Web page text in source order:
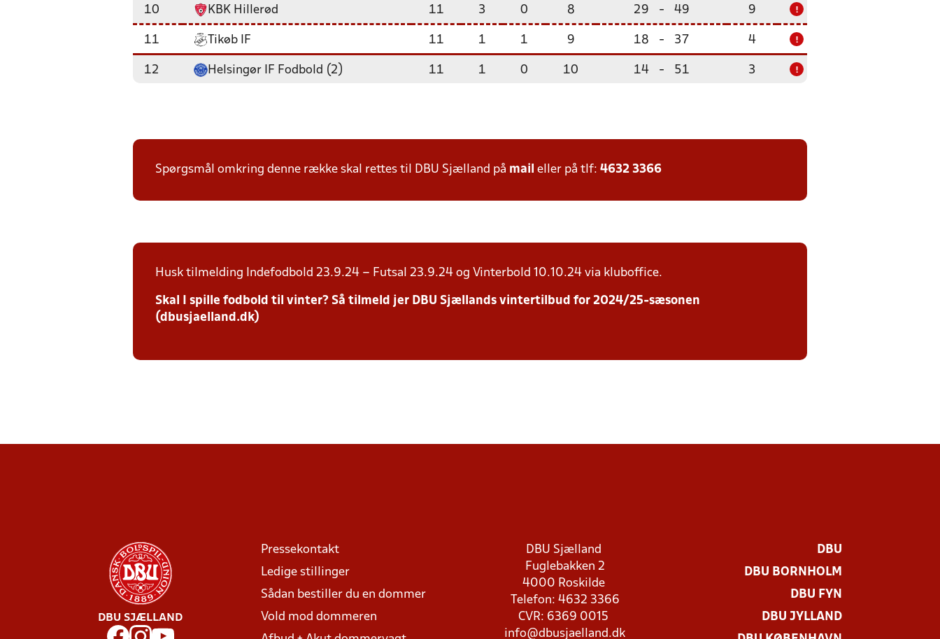
10 KBK Hillerød 11 3 0 8 29 - 49 9 !
11 Tikøb IF 11 1 1 9 18 - 37 4 !
12 Helsingør IF Fodbold (2) 11 1 0 10 14 - 51 3 !
Spørgsmål omkring denne række skal rettes til DBU Sjælland på mail eller på tlf: 4632 3366
Husk tilmelding Indefodbold 23.9.24 – Futsal 23.9.24 og Vinterbold 10.10.24 via kluboffice.
Skal I spille fodbold til vinter? Så tilmeld jer DBU Sjællands vintertilbud for 2024/25-sæsonen
(dbusjaelland.dk)
DBU SJÆLLAND
Pressekontakt
Ledige stillinger
Sådan bestiller du en dommer
Vold mod dommeren
DBU Sjælland
Fuglebakken 2
4000 Roskilde
Telefon: 4632 3366
CVR: 6369 0015
info@dbusjaelland.dk
DBU
DBU BORNHOLM
DBU FYN
DBU JYLLAND